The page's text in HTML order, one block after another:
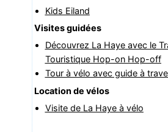
Kids Eiland
Visites guidées
Découvrez La Haye avec le
Touristique Hop-on Hop-off
Tour à vélo avec guide à
Location de vélos
Visite de La Haye à vélo